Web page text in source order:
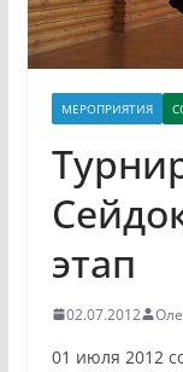
МЕРОПРИЯТИЯ
этап
02.07.2012
01 июля 2012